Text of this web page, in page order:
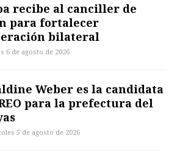
recibe al canciller de
para fortalecer
bilateral
6 de agosto de 2026
Weber es la candidata
para la prefectura del
5 de agosto de 2026